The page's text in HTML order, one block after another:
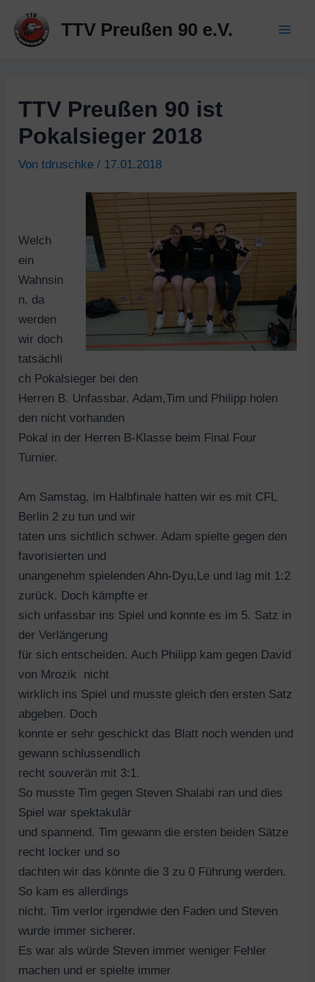
Inhalt
springen
TTV Preußen 90 e.V.
TTV Preußen 90 ist
Pokalsieger 2018
Vontdruschke/ 17.01.2018
Welch
ein
Wahnsin
n, da
werden
wir doch
tatsächli
ch Pokalsieger bei den
Herren B. Unfassbar. Adam,Tim und Philipp holen
den nicht vorhanden
Pokal in der Herren B-Klasse beim Final Four
Turnier.
Am Samstag, im Halbfinale hatten wir es mit CFL
Berlin 2 zu tun und wir
taten uns sichtlich schwer. Adam spielte gegen den
favorisierten und
unangenehm spielenden Ahn-Dyu,Le und lag mit 1:2
zurück. Doch kämpfte er
sich unfassbar ins Spiel und konnte es im 5. Satz in
der Verlängerung
für sich entscheiden. Auch Philipp kam gegen David
von Mrozik nicht
wirklich ins Spiel und musste gleich den ersten Satz
abgeben. Doch
konnte er sehr geschickt das Blatt noch wenden und
gewann schlussendlich
recht souverän mit 3:1.
So musste Tim gegen Steven Shalabi ran und dies
Spiel war spektakulär
und spannend. Tim gewann die ersten beiden Sätze
recht locker und so
dachten wir das könnte die 3 zu 0 Führung werden.
So kam es allerdings
nicht. Tim verlor irgendwie den Faden und Steven
wurde immer sicherer.
Es war als würde Steven immer weniger Fehler
machen und er spielte immer